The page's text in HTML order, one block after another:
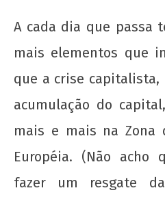
NOW
JUVENTUDE COMUNISTA
VI CONGRESSO DA UJC
JUVENTUDE COMUNISTA
22 de
agosto
de
A cada dia que passa
mais elementos que
que a crise capitalista,
acumulação do
mais e mais na Zona
Européia. (Não acho
fazer um resgate